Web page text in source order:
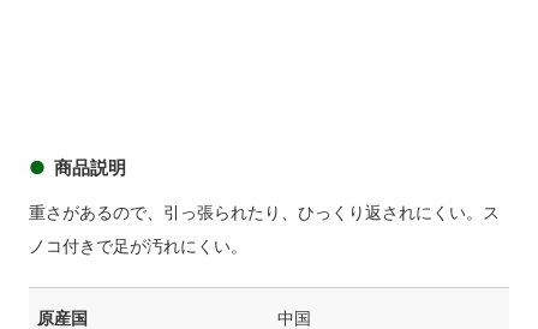
商品説明
重さがあるので、引っ張られたり、ひっくり返されにくい。ス
ノコ付きで足が汚れにくい。
原産国 中国